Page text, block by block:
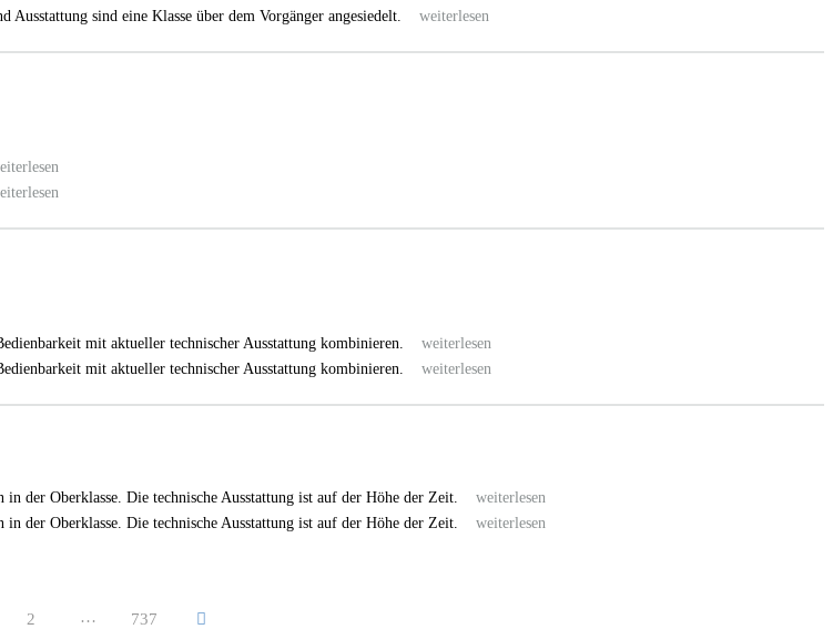
sind eine Klasse über dem Vorgänger angesiedelt.
weiterlesen
mit aktueller technischer Ausstattung kombinieren.
weiterlesen
mit aktueller technischer Ausstattung kombinieren.
weiterlesen
der Oberklasse. Die technische Ausstattung ist auf der Höhe der Zeit.
weiterlesen
der Oberklasse. Die technische Ausstattung ist auf der Höhe der Zeit.
weiterlesen
2 … 737